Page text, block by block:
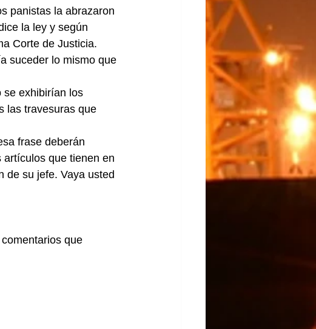
panistas la abrazaron
la ley y según
Corte de Justicia.
suceder lo mismo que
se exhibirían los
las travesuras que
frase deberán
que tienen en
de su jefe. Vaya usted
que